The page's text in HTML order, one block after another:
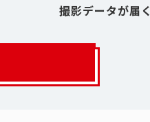
撮影データが届く